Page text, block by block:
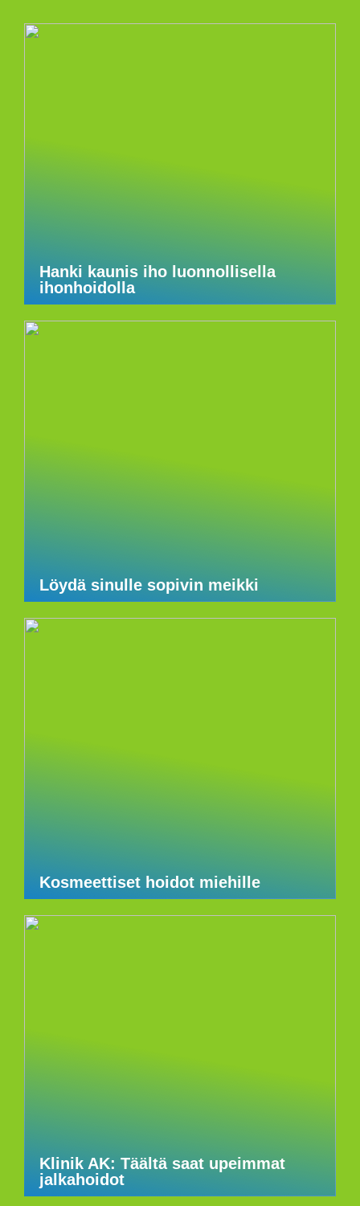
Hanki kaunis iho luonnollisella
ihonhoidolla
Löydä sinulle sopivin meikki
Kosmeettiset hoidot miehille
Klinik AK: Täältä saat upeimmat
jalkahoidot